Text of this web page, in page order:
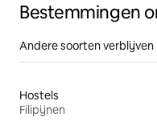
Bestemmingen
Andere soorten verblijven
Hostels
Filipijnen